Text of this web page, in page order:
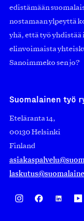
edistämään
nostamaan ylpeyttä
yhä, että työ yhdistää
elinvoimaista
Sanoimmeko sen jo?
Suomalainen työ
Eteläranta 14,
00130 Helsinki
Finland